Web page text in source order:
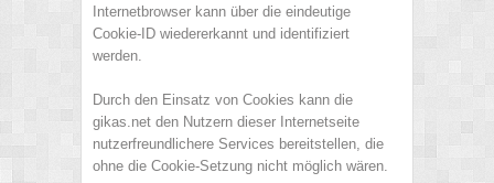
Internetbrowser kann über die eindeutige
Cookie-ID wiedererkannt und identifiziert
werden.
Durch den Einsatz von Cookies kann die
gikas.net den Nutzern dieser Internetseite
nutzerfreundlichere Services bereitstellen, die
ohne die Cookie-Setzung nicht möglich wären.